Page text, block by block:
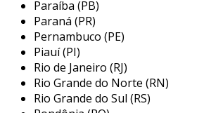
a adoção da recuperação de selos
traz uma série de vantagens:
economia de custos
recuperação é geralmente
um novo selo.
Paraíba (PB)
Paraná (PR)
Pernambuco (PE)
Piauí (PI)
Rio de Janeiro (RJ)
Rio Grande do Norte (RN)
Rio Grande do Sul (RS)